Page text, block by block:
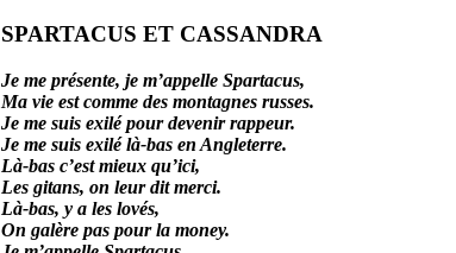
SPARTACUS ET CASSANDRA
Je me présente, je m’appelle Spartacus,
Ma vie est comme des montagnes russes.
Je me suis exilé pour devenir rappeur.
Je me suis exilé là-bas en Angleterre.
Là-bas c’est mieux qu’ici,
Les gitans, on leur dit merci.
Là-bas, y a les lovés,
On galère pas pour la money.